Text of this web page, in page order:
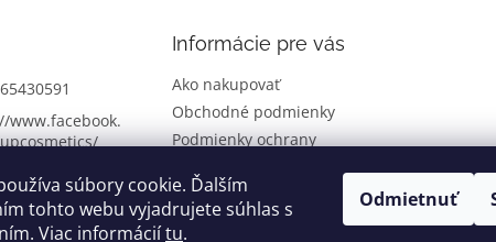
súbory cookie. Ďalším
tohto webu vyjadrujete súhlas s
Viac informáciítu.
Odmietnuť
www.facebook.
Informácie pre vás
Ako nakupovať
Obchodné podmienky
Podmienky ochrany
Vrátenie tovaru